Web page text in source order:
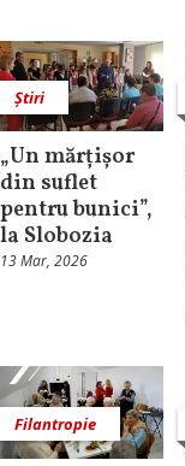
Știri
„Un mărțișor
din suflet
pentru bunici”,
la Slobozia
13 Mar, 2026
Filantropie